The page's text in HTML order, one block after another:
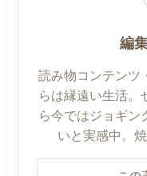
編
読み物コンテンツ
らは縁遠い生活
ら今ではジョギン
いと実感中。